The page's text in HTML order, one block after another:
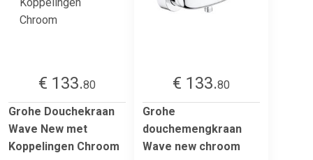
€ 133.80
Grohe Douchekraan
Wave New met
Koppelingen Chroom
€ 133.80
Grohe
douchemengkraan
Wave new chroom